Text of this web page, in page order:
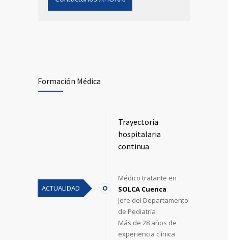
Formación Médica
ACTUALIDAD
Trayectoria
hospitalaria
continua
Médico tratante en
SOLCA Cuenca
Jefe del Departamento
de Pediatría
Más de 28 años de
experiencia clínica